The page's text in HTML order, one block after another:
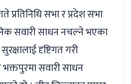
प्रतिनिधि सभा र प्रदेश सभा
सवारी साधन नचल्ने भएका
दृष्टिगत गरी
सवारी साधन